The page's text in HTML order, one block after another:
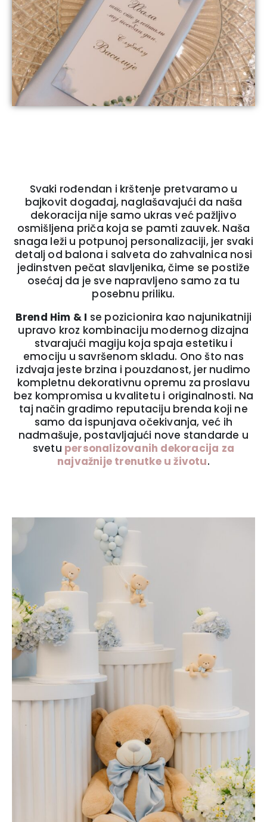
Svaki rođendan i krštenje pretvaramo u
bajkovit događaj, naglašavajući da naša
dekoracija nije samo ukras već pažljivo
osmišljena priča koja se pamti zauvek. Naša
snaga leži u potpunoj personalizaciji, jer svaki
detalj od balona i salveta do zahvalnica nosi
jedinstven pečat slavljenika, čime se postiže
osećaj da je sve napravljeno samo za tu
posebnu priliku.
Brend Him & I se pozicionira kao najunikatniji
upravo kroz kombinaciju modernog dizajna
stvarajući magiju koja spaja estetiku i
emociju u savršenom skladu. Ono što nas
izdvaja jeste brzina i pouzdanost, jer nudimo
kompletnu dekorativnu opremu za proslavu
bez kompromisa u kvalitetu i originalnosti. Na
taj način gradimo reputaciju brenda koji ne
samo da ispunjava očekivanja, već ih
nadmašuje, postavljajući nove standarde u
svetu personalizovanih dekoracija za
najvažnije trenutke u životu.